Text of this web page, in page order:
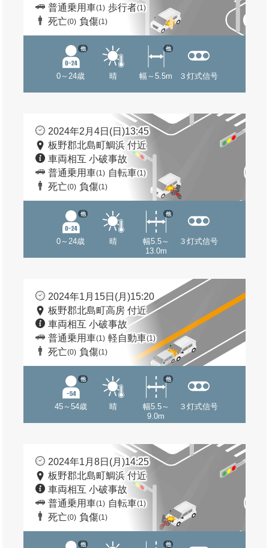
普通乗用車(1) 歩行者(1)
死亡(0) 負傷(1)
0～24歳
他
晴 幅～5.5m
他
３灯式信号
2024年2月4日(日)13:45
板野郡北島町鯛浜 付近
車両相互 小破事故
普通乗用車(1) 自転車(1)
死亡(0) 負傷(1)
0～24歳
他
晴
幅5.5～
13.0m
他
３灯式信号
2024年1月15日(月)15:20
板野郡北島町高房 付近
車両相互 小破事故
普通乗用車(1) 軽自動車(1)
死亡(0) 負傷(1)
45～54歳
他
晴
幅5.5～
9.0m
他
３灯式信号
2024年1月8日(月)14:25
板野郡北島町鯛浜 付近
車両相互 小破事故
普通乗用車(1) 自転車(1)
死亡(0) 負傷(1)
他 他